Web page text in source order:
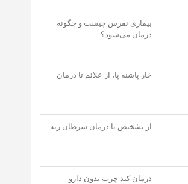
بیماری نقرس چیست و چگونه
درمان می‌شود؟
خار پاشنه پا، از علائم تا درمان
از تشخیص تا درمان سرطان ریه
درمان کبد چرب بدون دارو